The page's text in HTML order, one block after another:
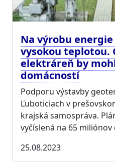
Na výrobu
vysokou teplotou.
elektráreň by
domácností
Podporu výstavby
Ľuboticiach v
krajská samospráva.
vyčíslená na 65 miliónov
25.08.2023